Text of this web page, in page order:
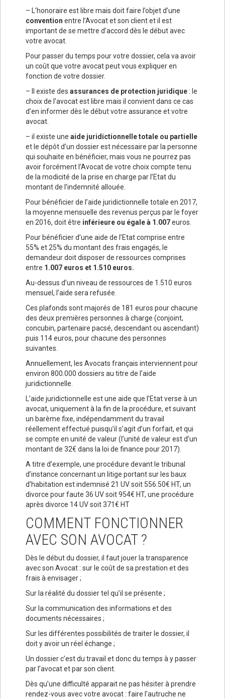
– L’honoraire est libre mais doit faire l’objet d’une
convention entre l’Avocat et son client et il est
important de se mettre d’accord dès le début avec
votre avocat.
Pour passer du temps pour votre dossier, cela va avoir
un coût que votre avocat peut vous expliquer en
fonction de votre dossier.
– Il existe des assurances de protection juridique : le
choix de l’avocat est libre mais il convient dans ce cas
d’en informer dès le début votre assurance et votre
avocat.
– il existe une aide juridictionnelle totale ou partielle
et le dépôt d’un dossier est nécessaire par la personne
qui souhaite en bénéficier, mais vous ne pourrez pas
avoir forcément l’Avocat de votre choix compte tenu
de la modicité de la prise en charge par l’Etat du
montant de l’indemnité allouée.
Pour bénéficier de l’aide juridictionnelle totale en 2017,
la moyenne mensuelle des revenus perçus par le foyer
en 2016, doit être inférieure ou égale à 1.007euros.
Pour bénéficier d’une aide de l’Etat comprise entre
55% et 25% du montant des frais engagés, le
demandeur doit disposer de ressources comprises
entre 1.007 euros et 1.510 euros.
Au-dessus d’un niveau de ressources de 1.510 euros
mensuel, l’aide sera refusée.
Ces plafonds sont majorés de 181 euros pour chacune
des deux premières personnes à charge (conjoint,
concubin, partenaire pacsé, descendant ou ascendant)
puis 114 euros, pour chacune des personnes
suivantes.
Annuellement, les Avocats français interviennent pour
environ 800.000 dossiers au titre de l’aide
juridictionnelle.
L’aide juridictionnelle est une aide que l’Etat verse à un
avocat, uniquement à la fin de la procédure, et suivant
un barème fixe, indépendamment du travail
réellement effectué puisqu’il s’agit d’un forfait, et qui
se compte en unité de valeur (l’unité de valeur est d’un
montant de 32€ dans la loi de finance pour 2017).
A titre d’exemple, une procédure devant le tribunal
d’instance concernant un litige portant sur les baux
d’habitation est indemnisé 21 UV soit 556.50€ HT, un
divorce pour faute 36 UV soit 954€ HT, une procédure
après divorce 14 UV soit 371€ HT
COMMENT FONCTIONNER
AVEC SON AVOCAT ?
Dès le début du dossier, il faut jouer la transparence
avec son Avocat : sur le coût de sa prestation et des
frais à envisager ;
Sur la réalité du dossier tel qu’il se présente ;
Sur la communication des informations et des
documents nécessaires ;
Sur les différentes possibilités de traiter le dossier, il
doit y avoir un réel échange ;
Un dossier c’est du travail et donc du temps à y passer
par l’avocat et par son client.
Dès qu’une difficulté apparait ne pas hésiter à prendre
rendez-vous avec votre avocat : faire l’autruche ne